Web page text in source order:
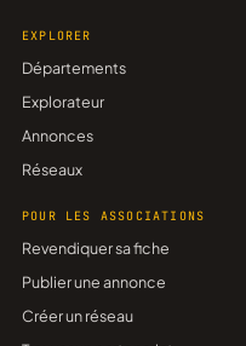
EXPLORER
Départements
Explorateur
Annonces
Réseaux
POUR LES ASSOCIATIONS
Revendiquer sa fiche
Publier une annonce
Créer un réseau